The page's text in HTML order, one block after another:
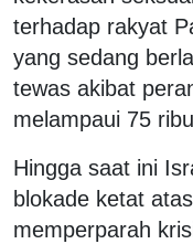
terhadap rakyat
yang sedang
tewas akibat
melampaui 75
Hingga saat ini
blokade ketat
memperparah